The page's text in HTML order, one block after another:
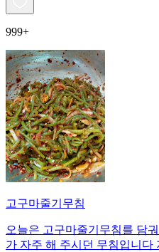
999+
고구마줄기무침
오늘은 고구마줄기무침를 담
가 자주 해 주시던 무침입니